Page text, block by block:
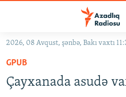
Əsas
qayıt
Əsas
naviqasiyaya
KORRUPSIOMETR
2026, 08 Avqust, şənbə, Bakı vaxtı
GPUB
Çayxanada asudə